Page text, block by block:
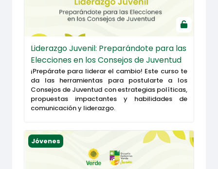
Liderazgo Juvenil: Preparándote para las
Elecciones en los Consejos de Juventud
¡Prepárate para liderar el cambio! Este curso te
da las herramientas para postularte a los
Consejos de Juventud con estrategias políticas,
propuestas impactantes y habilidades de
comunicación y liderazgo.
Conoce más sobre la reforma al Estatuto de
Jóvenes